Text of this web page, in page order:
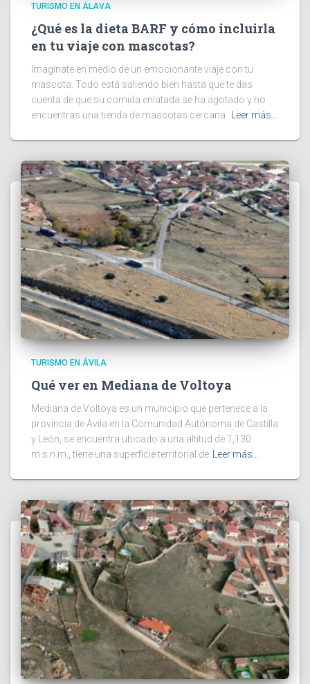
TURISMO EN ÁLAVA
¿Qué es la dieta BARF y cómo incluirla
en tu viaje con mascotas?
Imagínate en medio de un emocionante viaje con tu
mascota. Todo está saliendo bien hasta que te das
cuenta de que su comida enlatada se ha agotado y no
encuentras una tienda de mascotas cercana.
Leer más…
TURISMO EN ÁVILA
Qué ver en Mediana de Voltoya
Mediana de Voltoya es un municipio que pertenece a la
provincia de Ávila en la Comunidad Autónoma de Castilla
y León, se encuentra ubicado a una altitud de 1,130
m.s.n.m., tiene una superficie territorial de Leer más…